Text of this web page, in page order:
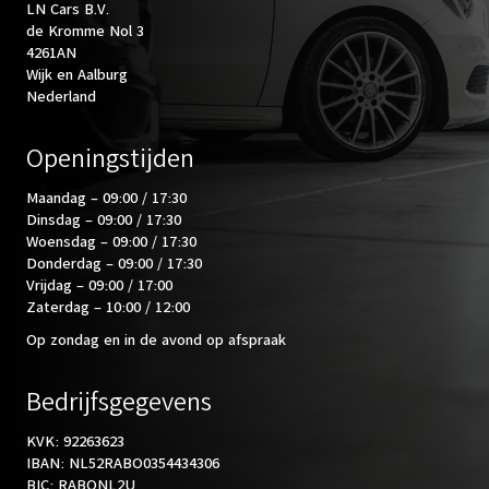
LN Cars B.V.
de Kromme Nol 3
4261AN
Wijk en Aalburg
Nederland
Openingstijden
Maandag – 09:00 / 17:30
Dinsdag – 09:00 / 17:30
Woensdag – 09:00 / 17:30
Donderdag – 09:00 / 17:30
Vrijdag – 09:00 / 17:00
Zaterdag – 10:00 / 12:00
Op zondag en in de avond op afspraak
Bedrijfsgegevens
KVK: 92263623
IBAN: NL52RABO0354434306
BIC: RABONL2U